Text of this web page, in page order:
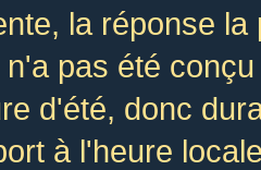
la réponse
pas été
d'été, donc
à l'heure